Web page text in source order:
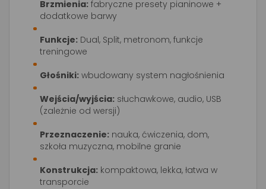
Brzmienia: fabryczne presety pianinowe +
dodatkowe barwy
Funkcje: Dual, Split, metronom, funkcje
treningowe
Głośniki: wbudowany system nagłośnienia
Wejścia/wyjścia: słuchawkowe, audio, USB
(zależnie od wersji)
Przeznaczenie: nauka, ćwiczenia, dom,
szkoła muzyczna, mobilne granie
Konstrukcja: kompaktowa, lekka, łatwa w
transporcie